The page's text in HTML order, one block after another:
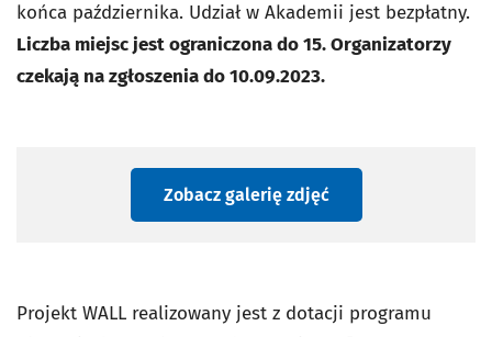
końca października. Udział w Akademii jest bezpłatny.
Liczba miejsc jest ograniczona do 15. Organizatorzy
czekają na zgłoszenia do 10.09.2023.
Zobacz galerię zdjęć
Projekt WALL realizowany jest z dotacji programu